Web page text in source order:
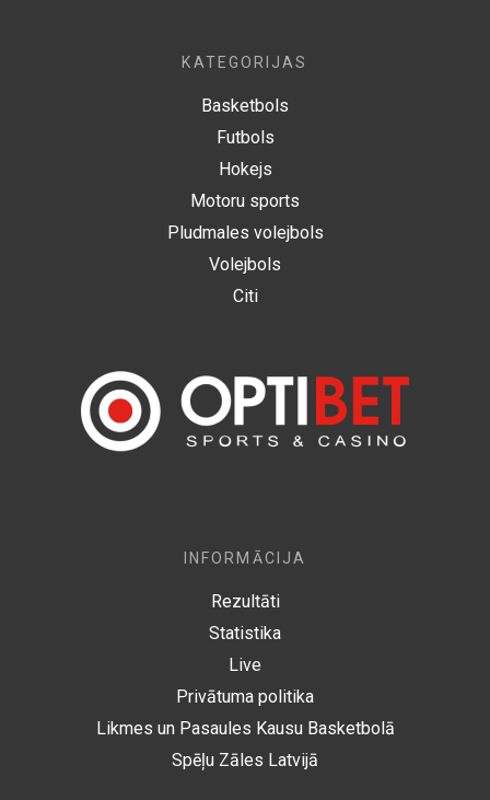
KATEGORIJAS
Basketbols
Futbols
Hokejs
Motoru sports
Pludmales volejbols
Volejbols
Citi
INFORMĀCIJA
Rezultāti
Statistika
Live
Privātuma politika
Likmes un Pasaules Kausu Basketbolā
Spēļu Zāles Latvijā